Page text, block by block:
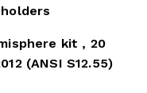
kit , 20
(ANSI S12.55)